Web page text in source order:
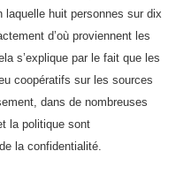
huit personnes sur dix
d’où proviennent les
s’explique par le fait que les
coopératifs sur les sources
dans de nombreuses
la politique sont
la confidentialité.